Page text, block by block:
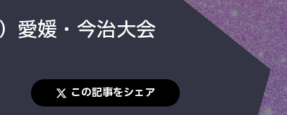
愛媛・今治大会
この記事をシェア